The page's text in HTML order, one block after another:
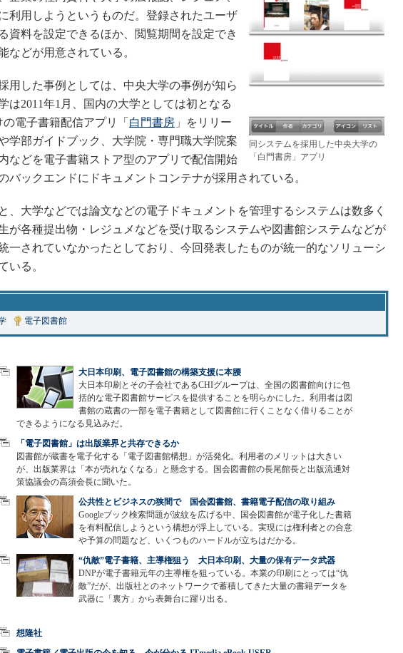
同システムを採用した中央大学の
「白門書房」アプリ
利用しようというものだ。登録されたユーザ
資料を設定できるほか、閲覧期間を設定でき
などが用意されている。
用した事例としては、中央大学の事例が知ら
は2011年1月、国内の大学としては初となる
の電子書籍配信アプリ「 白門書房 」をリリー
学部ガイドブック、大学院・専門職大学院案
などを電子書籍ストア型のアプリで配信開始
バックエンドにドキュメントコンテナが採用されている。
、大学などでは論文などの電子ドキュメントを管理するシステムは数多く
が各種提出物・レジュメなどを受け取るシステムや図書館システムなどが
一されていなかったとしており、今回発表したものが統一的なソリューシ
いる。
電子図書館
大日本印刷、電子図書館の構築支援に本腰
大日本印刷とその子会社であるCHIグループは、全国の図書館向けに包
括的な電子図書館サービスを提供することを明らかにした。利用者は図
書館の蔵書の一部を電子書籍として図書館に行くことなく借りることが
できるようになる見込みだ。
「電子図書館」は出版業界と共存できるか
図書館が蔵書を電子化する「電子図書館構想」が活発化。利用者のメリットは大きい
が、出版業界は「本が売れなくなる」と懸念する。国会図書館の長尾館長と出版流通対
策協議会の高須会長に聞いた。
公共性とビジネスの狭間で 国会図書館、書籍電子配信の取り組み
Googleブック検索問題が波紋を広げる中、国会図書館が電子化した書籍
を有料配信しようという構想が浮上している。実現には権利者との合意
や予算の問題など、いくつものハードルが立ちはだかる。
“仇敵”電子書籍、主導権狙う 大日本印刷、大量の保有データ武器
DNPが電子書籍元年の主導権を狙っている。本業の印刷にとっては“仇
敵”だが、出版社とのネットワークで蓄積してきた大量の書籍データを
武器に「裏方」から表舞台に躍り出る。
想隆社